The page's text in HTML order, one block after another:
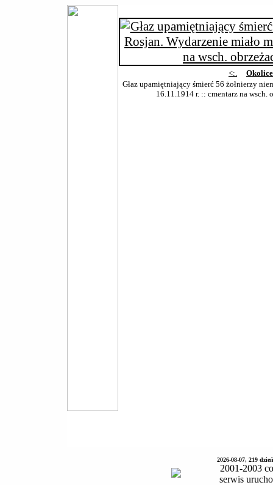
<:.
Głaz upamiętniający śmierć 56 żołnierzy
16.11.1914 r. :: cmentarz na wsch.
2026-08-07, 219
2001-2003
serwis